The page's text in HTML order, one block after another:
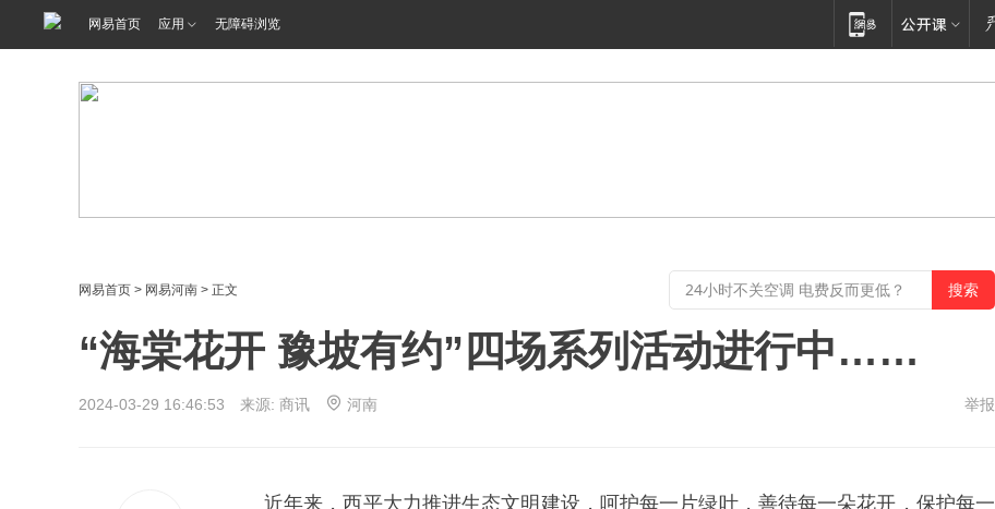
网易首页 应用 无障碍浏览
网易首页 > 网易河南 > 正文
“海棠花开 豫坡有约”四场系列活动进行中……
2024-03-29 16:46:53 来源: 商讯 河南 举报
近年来，西平大力推进生态文明建设，呵护每一片绿叶，善待每一朵花开，保护每一